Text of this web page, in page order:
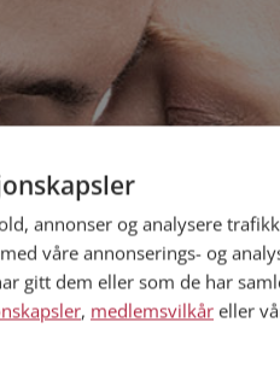
Jeg er en:
annonser og analysere
våre annonserings- og
gitt dem eller som de har
, medlemsvilkår eller